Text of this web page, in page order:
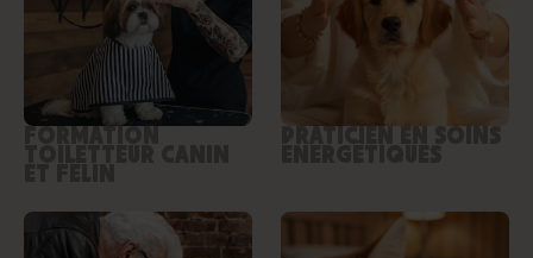
FORMATION PRATICIEN EN SOINS